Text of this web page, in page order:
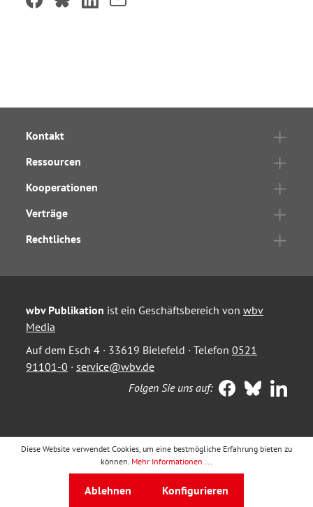
Kontakt
Ressourcen
Kooperationen
Verträge
Rechtliches
wbv Publikation ist ein Geschäftsbereich von wbv
Media
Auf dem Esch 4 · 33619 Bielefeld · Telefon 0521
91101-0 · service@wbv.de
Folgen Sie uns auf:
Diese Website verwendet Cookies, um eine bestmögliche Erfahrung bieten zu
können. Mehr Informationen ...
Ablehnen Konfigurieren